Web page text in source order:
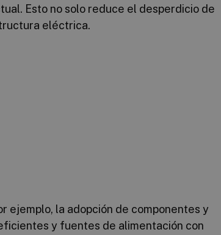
Esto no solo reduce el desperdicio de
eléctrica.
ejemplo, la adopción de componentes y
y fuentes de alimentación con